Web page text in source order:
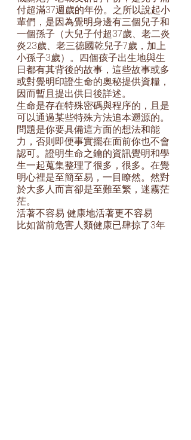
付超滿37週歲的年份。之所以說起小
輩們，是因為覺明身邊有三個兒子和
一個孫子（大兒子付超37歲、老二炎
炎23歲、老三德國乾兒子7歲，加上
小孫子3歲）。四個孩子出生地與生
日都有其背後的故事，這些故事或多
或對覺明印證生命的奧秘提供資糧，
因而暫且提出供日後詳述。
生命是存在特殊密碼與程序的，且是
可以通過某些特殊方法追本遡源的。
問題是你要具備這方面的想法和能
力，否則即便事實擺在面前你也不會
認可。證明生命之鑰的資訊覺明和學
生一起蒐集整理了很多，很多。在覺
明心裡是至簡至易，一目瞭然。然對
於大多人而言卻是至難至繁，迷霧茫
茫。
活著不容易 健康地活著更不容易
比如當前危害人類健康已肆掠了3年